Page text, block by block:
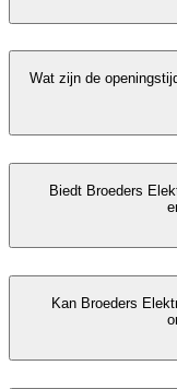
Wat zijn de
Biedt Broeders
Kan Broeders